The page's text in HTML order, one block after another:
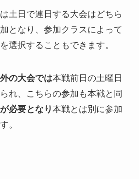
は土日で連日する大会はどちら
となり、参加クラスによって
選択することもできます。
の大会では本戦前日の土曜日
れ、こちらの参加も本戦と同
必要となり本戦とは別に参加
。